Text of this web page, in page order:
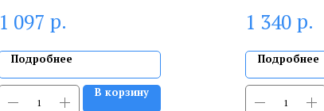
сертифицированный специалист.
1 097 р.
Подробнее
В корзину
1 340 р.
Подробнее